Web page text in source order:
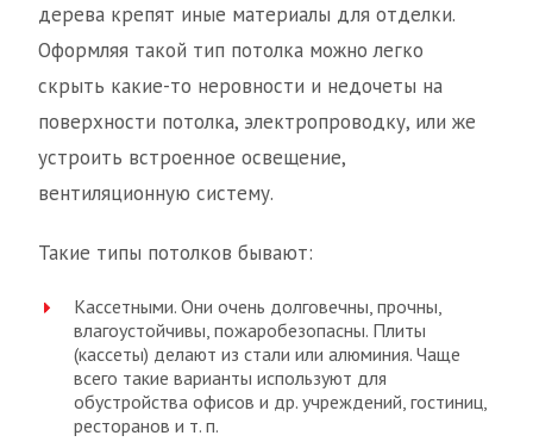
дерева крепят иные материалы для отделки.
Оформляя такой тип потолка можно легко
скрыть какие-то неровности и недочеты на
поверхности потолка, электропроводку, или же
устроить встроенное освещение,
вентиляционную систему.
Такие типы потолков бывают:
Кассетными. Они очень долговечны, прочны,
влагоустойчивы, пожаробезопасны. Плиты
(кассеты) делают из стали или алюминия. Чаще
всего такие варианты используют для
обустройства офисов и др. учреждений, гостиниц,
ресторанов и т. п.